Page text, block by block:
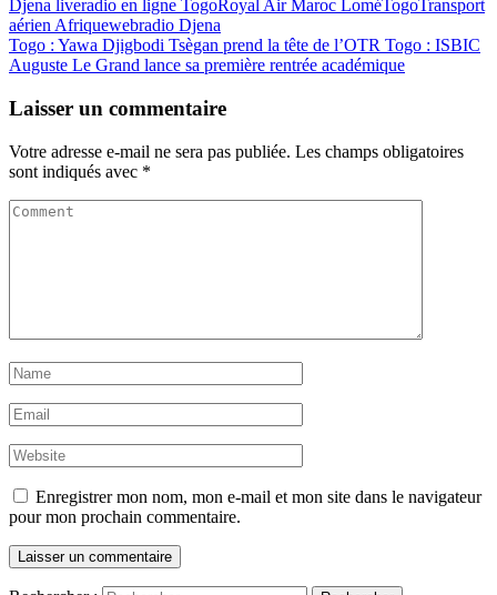
Djena liveradio en ligne TogoRoyal Air Maroc LoméTogoTransport
aérien Afriquewebradio Djena
Togo : Yawa Djigbodi Tsègan prend la tête de l’OTR Togo : ISBIC
Auguste Le Grand lance sa première rentrée académique
Laisser un commentaire
Votre adresse e-mail ne sera pas publiée. Les champs obligatoires
sont indiqués avec *
Enregistrer mon nom, mon e-mail et mon site dans le navigateur
pour mon prochain commentaire.